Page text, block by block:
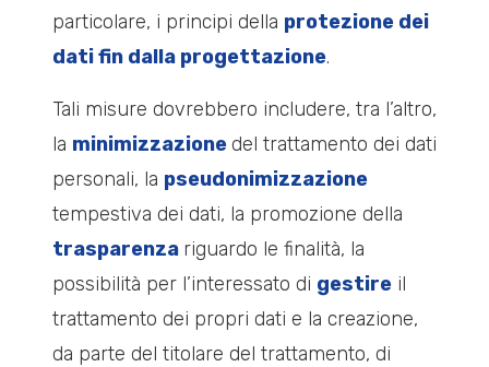
particolare, i principi della protezione dei
dati fin dalla progettazione.
Tali misure dovrebbero includere, tra l’altro,
la minimizzazionedel trattamento dei dati
personali, la pseudonimizzazione
tempestiva dei dati, la promozione della
trasparenza riguardo le finalità, la
possibilità per l’interessato di gestire il
trattamento dei propri dati e la creazione,
da parte del titolare del trattamento, di